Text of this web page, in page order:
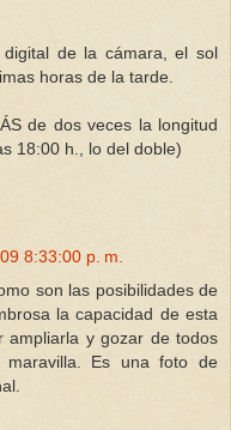
de la cámara, el sol
horas de la tarde.
de dos veces la longitud
18:00 h., lo del doble)
8:33:00 p. m.
son las posibilidades de
la capacidad de esta
ampliarla y gozar de todos
Es una foto de